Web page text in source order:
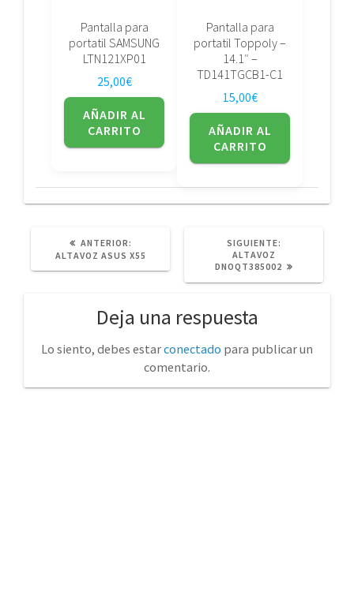
Pantalla para
portatil SAMSUNG
LTN121XP01
25,00€
AÑADIR AL
CARRITO
Pantalla para
portatil Toppoly –
14.1″ –
TD141TGCB1-C1
15,00€
AÑADIR AL
CARRITO
ANTERIOR:
ANTERIOR:
ALTAVOZ ASUS X55
SIGUIENTE:
ALTAVOZ
DNOQT385002
Deja una respuesta
Lo siento, debes estarconectado para publicar un
comentario.